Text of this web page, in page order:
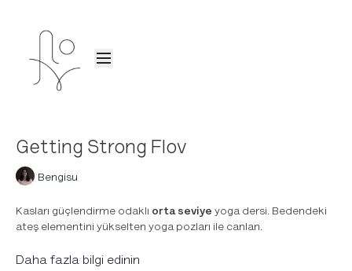
Getting Strong Flov
Bengisu
Kasları güçlendirme odaklı orta seviye yoga dersi. Bedendeki
ateş elementini yükselten yoga pozları ile canlan.
Utkatasana, navasana, skandasana ve frog jump ile
Daha fazla bilgi edinin